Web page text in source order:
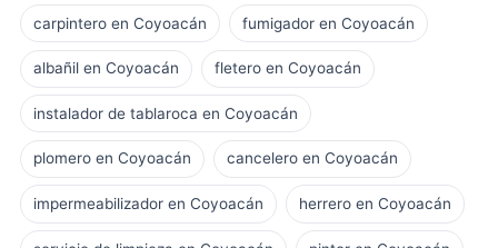
carpintero en Coyoacán fumigador en Coyoacán
albañil en Coyoacán fletero en Coyoacán
instalador de tablaroca en Coyoacán
plomero en Coyoacán cancelero en Coyoacán
impermeabilizador en Coyoacán herrero en Coyoacán